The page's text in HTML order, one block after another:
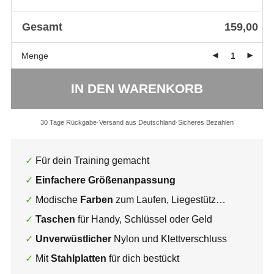
Gesamt 159,00
Menge
IN DEN WARENKORB
30 Tage Rückgabe Versand aus Deutschland Sicheres Bezahlen
Für dein Training gemacht
Einfachere Größenanpassung
Modische Farben zum Laufen, Liegestütz…
Taschen für Handy, Schlüssel oder Geld
UnverwüstlicherNylon und Klettverschluss
MitStahlplatten für dich bestückt